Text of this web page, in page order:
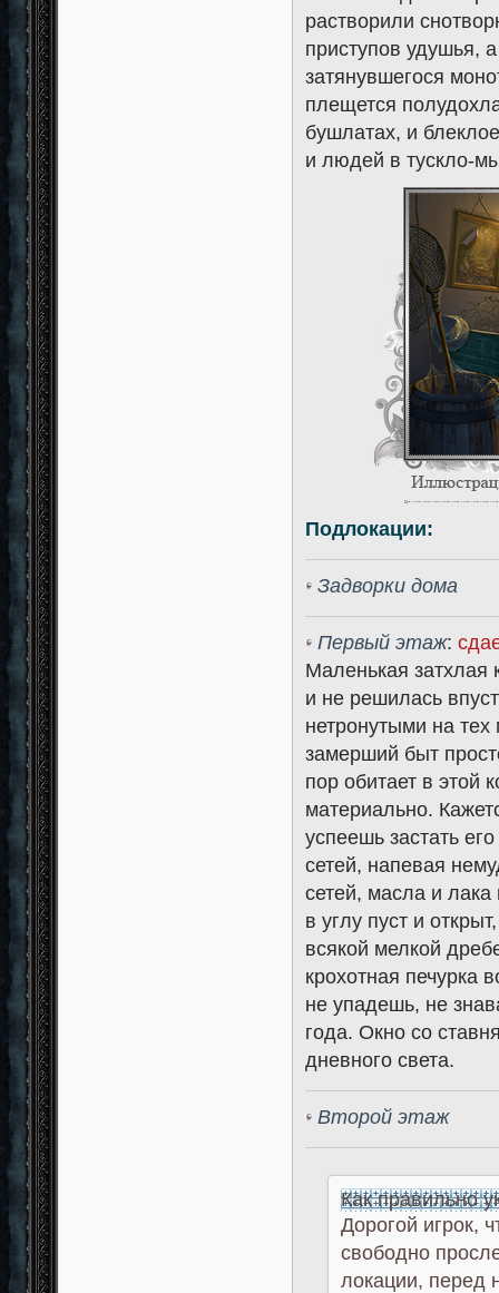
растворили
приступов удушья,
затянувшегося
плещется
бушлатах, и
и людей в тускло-
Подлокации:
Задворки дома
Первый этаж:
Маленькая затхлая
и не решилась
нетронутыми на тех
замерший быт
пор обитает в этой
материально.
успеешь застать
сетей, напевая
сетей, масла и
в углу пуст и
всякой мелкой
крохотная печурка
не упадешь, не
года. Окно со
дневного света.
Второй этаж
Как правильно
Дорогой игрок,
свободно
локации, перед